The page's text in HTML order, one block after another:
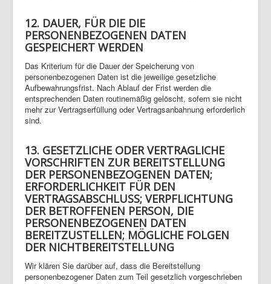
12. DAUER, FÜR DIE DIE
PERSONENBEZOGENEN DATEN
GESPEICHERT WERDEN
Das Kriterium für die Dauer der Speicherung von
personenbezogenen Daten ist die jeweilige gesetzliche
Aufbewahrungsfrist. Nach Ablauf der Frist werden die
entsprechenden Daten routinemäßig gelöscht, sofern sie nicht
mehr zur Vertragserfüllung oder Vertragsanbahnung erforderlich
sind.
13. GESETZLICHE ODER VERTRAGLICHE
VORSCHRIFTEN ZUR BEREITSTELLUNG
DER PERSONENBEZOGENEN DATEN;
ERFORDERLICHKEIT FÜR DEN
VERTRAGSABSCHLUSS; VERPFLICHTUNG
DER BETROFFENEN PERSON, DIE
PERSONENBEZOGENEN DATEN
BEREITZUSTELLEN; MÖGLICHE FOLGEN
DER NICHTBEREITSTELLUNG
Wir klären Sie darüber auf, dass die Bereitstellung
personenbezogener Daten zum Teil gesetzlich vorgeschrieben